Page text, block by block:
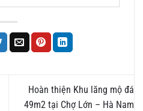
Hoàn thiện Khu lăng mộ đá
49m2 tại Chợ Lớn – Hà Nam